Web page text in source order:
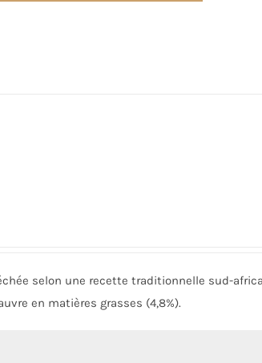
selon une recette traditionnelle sud-
en matières grasses (4,8%).